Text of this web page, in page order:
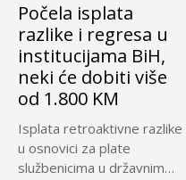
Počela isplata
razlike i regresa u
institucijama BiH,
neki će dobiti više
od 1.800 KM
Isplata retroaktivne razlike
u osnovici za plate
službenicima u državnim